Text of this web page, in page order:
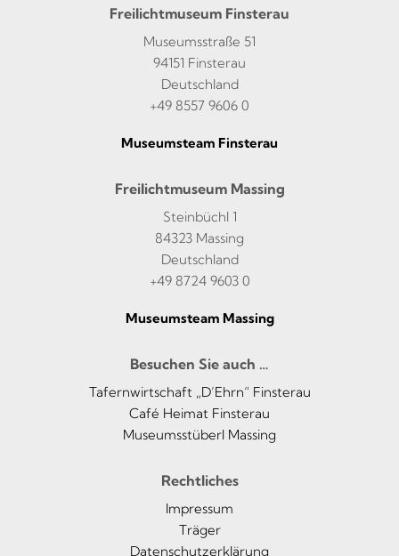
Freilichtmuseum Finsterau
Museumsstraße 51
94151 Finsterau
Deutschland
+49 8557 9606 0
Museumsteam Finsterau
Freilichtmuseum Massing
Steinbüchl 1
84323 Massing
Deutschland
+49 8724 9603 0
Museumsteam Massing
Besuchen Sie auch …
Tafernwirtschaft „D’Ehrn“ Finsterau
Café Heimat Finsterau
Museumsstüberl Massing
Rechtliches
Impressum
Träger
Datenschutzerklärung